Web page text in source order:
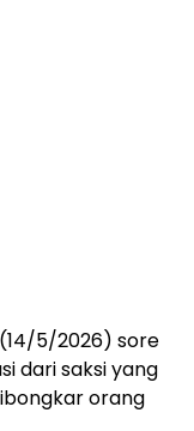
5/2026) sore
dari saksi yang
orang